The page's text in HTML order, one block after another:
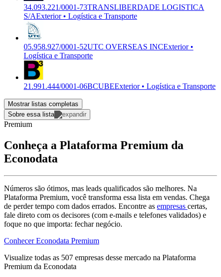
34.093.221/0001-73TRANSLIBERDADE LOGISTICA
S/AExterior • Logística e Transporte
05.958.927/0001-52UTC OVERSEAS INCExterior •
Logística e Transporte
21.991.444/0001-06BCUBEExterior • Logística e Transporte
Mostrar listas completas
Sobre essa lista
Premium
Conheça a Plataforma Premium da
Econodata
Números são ótimos, mas leads qualificados são melhores. Na
Plataforma Premium, você transforma essa lista em vendas. Chega
de perder tempo com dados errados. Encontre as empresas certas,
fale direto com os decisores (com e-mails e telefones validados) e
foque no que importa: fechar negócio.
Conhecer Econodata Premium
Visualize todas as 507 empresas desse mercado na Plataforma
Premium da Econodata